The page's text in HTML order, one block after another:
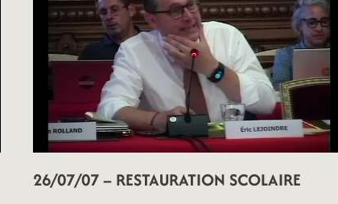
26/07/07 – RESTAURATION SCOLAIRE